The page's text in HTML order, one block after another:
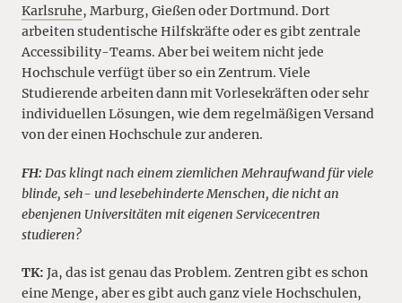
Karlsruhe, Marburg, Gießen oder Dortmund. Dort
arbeiten studentische Hilfskräfte oder es gibt zentrale
Accessibility-Teams. Aber bei weitem nicht jede
Hochschule verfügt über so ein Zentrum. Viele
Studierende arbeiten dann mit Vorlesekräften oder sehr
individuellen Lösungen, wie dem regelmäßigen Versand
von der einen Hochschule zur anderen.
FH: Das klingt nach einem ziemlichen Mehraufwand für viele
blinde, seh- und lesebehinderte Menschen, die nicht an
ebenjenen Universitäten mit eigenen Servicecentren
studieren?
TK: Ja, das ist genau das Problem. Zentren gibt es schon
eine Menge, aber es gibt auch ganz viele Hochschulen,